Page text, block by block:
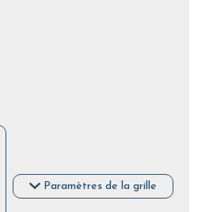
Paramètres de la grille